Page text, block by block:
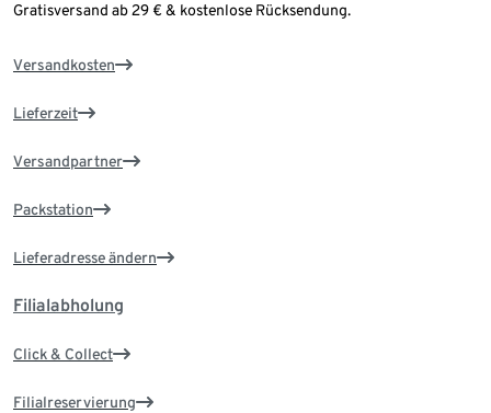
Gratisversand ab 29 € & kostenlose Rücksendung.
Versandkosten
Lieferzeit
Versandpartner
Packstation
Lieferadresse ändern
Filialabholung
Click & Collect
Filialreservierung